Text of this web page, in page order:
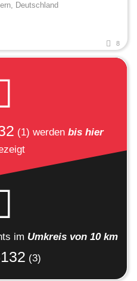
Deutschland
8
(1) werden bis hier
im Umkreis von 10 km
(3)